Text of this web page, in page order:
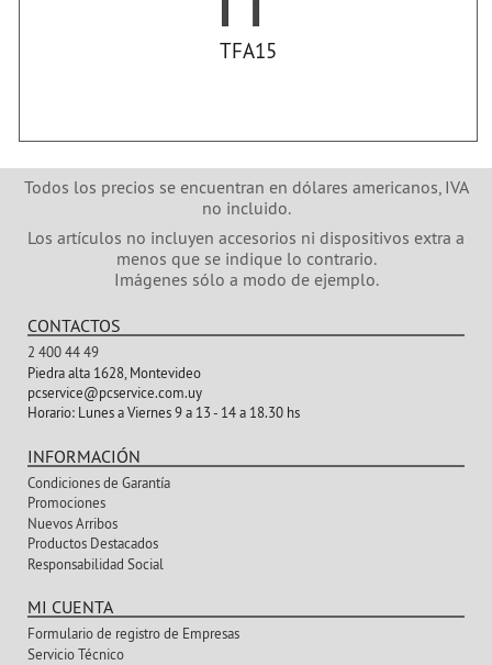
TFA15
Todos los precios se encuentran en dólares americanos, IVA
no incluido.
Los artículos no incluyen accesorios ni dispositivos extra a
menos que se indique lo contrario.
Imágenes sólo a modo de ejemplo.
CONTACTOS
2 400 44 49
Piedra alta 1628, Montevideo
pcservice@pcservice.com.uy
Horario:Lunes a Viernes 9 a 13 - 14 a 18.30 hs
INFORMACIÓN
Condiciones de Garantía
Promociones
Nuevos Arribos
Productos Destacados
Responsabilidad Social
MI CUENTA
Formulario de registro de Empresas
Servicio Técnico